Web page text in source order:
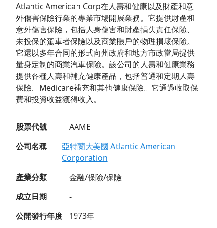
Atlantic American Corp在人壽和健康以及財產和意
外傷害保險行業的專業市場開展業務。它提供財產和
意外傷害保險，包括人身傷害和財產損失責任保險、
未投保的駕車者保險以及商業賬戶的物理損壞保險。
它還以多年合同的形式向州政府和地方市政當局提供
量身定制的商業汽車保險。該公司的人壽和健康業務
提供各種人壽和補充健康產品，包括普通和定期人壽
保險、Medicare補充和其他健康保險。它通過收取保
費和投資收益獲得收入。
股票代號
AAME
公司名稱
亞特蘭大美國 Atlantic American
Corporation
產業分類
金融/保險/保險
成立日期
-
公開發行年度
1973年